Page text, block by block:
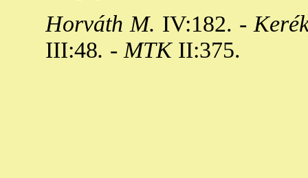
Horváth M. IV:182. -
III:48. - MTKII:375.